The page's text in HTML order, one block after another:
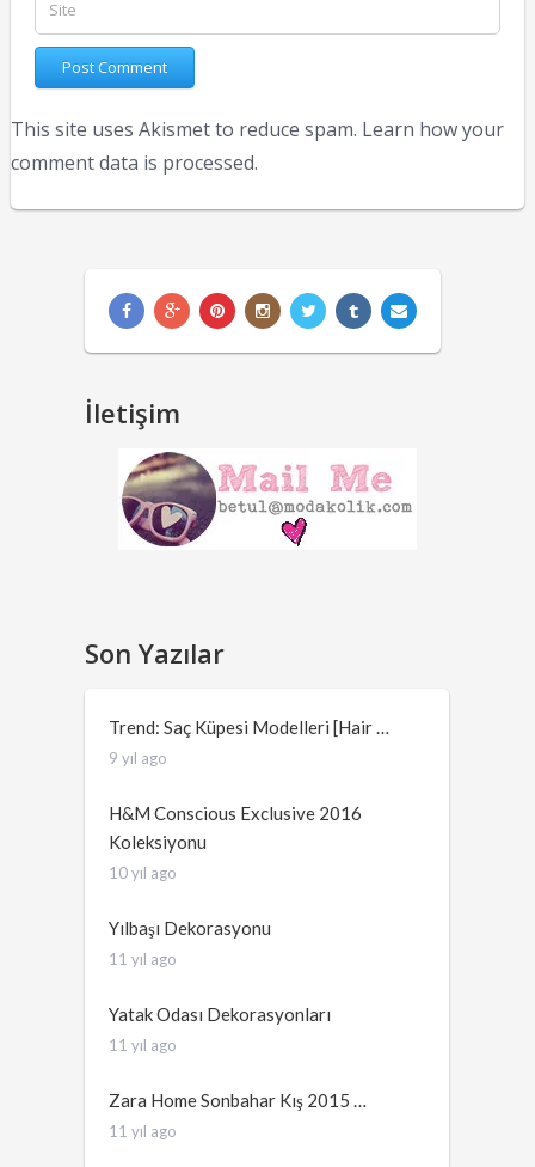
This site uses Akismet to reduce spam. Learn how your
comment data is processed.
İletişim
Son Yazılar
Trend: Saç Küpesi Modelleri [Hair …
9 yıl ago
H&M Conscious Exclusive 2016
Koleksiyonu
10 yıl ago
Yılbaşı Dekorasyonu
11 yıl ago
Yatak Odası Dekorasyonları
11 yıl ago
Zara Home Sonbahar Kış 2015 …
11 yıl ago